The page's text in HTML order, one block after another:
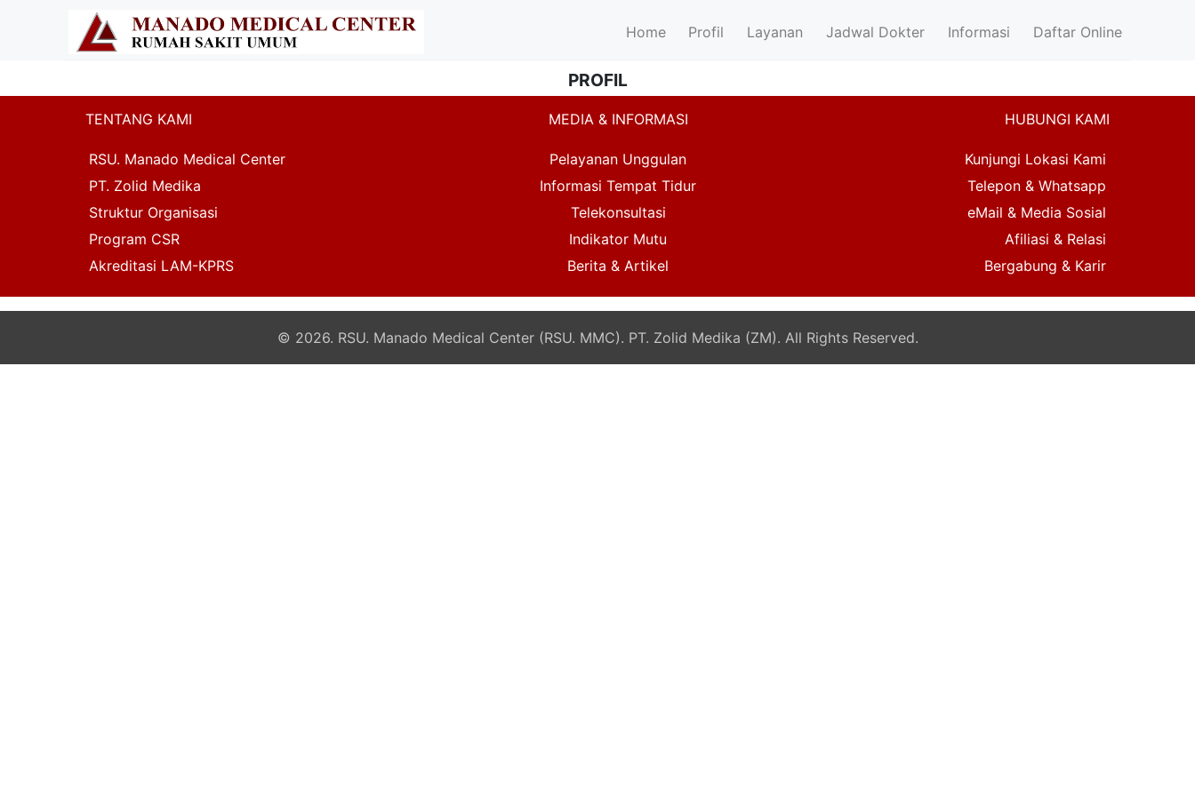
Home Profil Layanan Jadwal Dokter Informasi Daftar Online
PROFIL
TENTANG KAMI
RSU. Manado Medical Center
PT. Zolid Medika
Struktur Organisasi
Program CSR
Akreditasi LAM-KPRS
MEDIA & INFORMASI
Pelayanan Unggulan
Informasi Tempat Tidur
Telekonsultasi
Indikator Mutu
Berita & Artikel
HUBUNGI KAMI
Kunjungi Lokasi Kami
Telepon & Whatsapp
eMail & Media Sosial
Afiliasi & Relasi
Bergabung & Karir
© 2026. RSU. Manado Medical Center (RSU. MMC). PT. Zolid Medika (ZM). All Rights Reserved.